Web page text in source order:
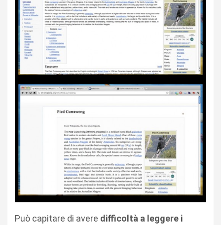
Può capitare di avere difficoltà a leggere i